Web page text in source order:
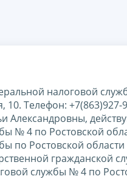
налоговой
10. Телефон:
Александровны,
№ 4 по Ростовской
по Ростовской
службы № 4 по